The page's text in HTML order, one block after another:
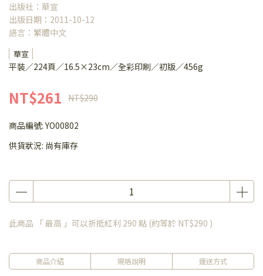
出版社：華宣
出版日期：2011-10-12
語言：繁體中文
華宣
平裝／224頁／16.5×23cm／全彩印刷／初版／456g
NT$261 NT$290
商品編號:YO00802
供貨狀況: 尚有庫存
此商品 「 最高 」可以折抵紅利 290 點 (約等於 NT$290 )
商品介紹 規格說明 運送方式